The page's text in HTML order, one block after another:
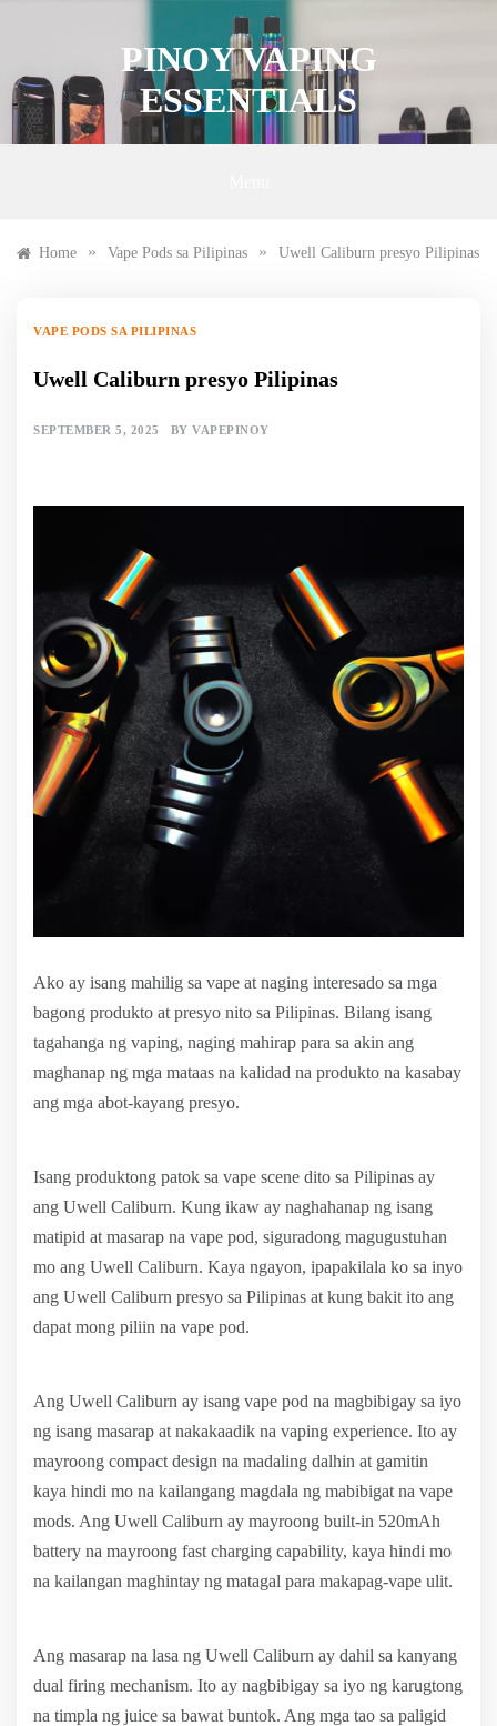
PINOY VAPING
ESSENTIALS
Home » Vape Pods sa Pilipinas » Uwell Caliburn presyo Pilipinas
VAPE PODS SA PILIPINAS
Uwell Caliburn presyo Pilipinas
SEPTEMBER 5, 2025 BY VAPEPINOY
Ako ay isang mahilig sa vape at naging interesado sa mga
bagong produkto at presyo nito sa Pilipinas. Bilang isang
tagahanga ng vaping, naging mahirap para sa akin ang
maghanap ng mga mataas na kalidad na produkto na kasabay
ang mga abot-kayang presyo.
Isang produktong patok sa vape scene dito sa Pilipinas ay
ang Uwell Caliburn. Kung ikaw ay naghahanap ng isang
matipid at masarap na vape pod, siguradong magugustuhan
mo ang Uwell Caliburn. Kaya ngayon, ipapakilala ko sa inyo
ang Uwell Caliburn presyo sa Pilipinas at kung bakit ito ang
dapat mong piliin na vape pod.
Ang Uwell Caliburn ay isang vape pod na magbibigay sa iyo
ng isang masarap at nakakaadik na vaping experience. Ito ay
mayroong compact design na madaling dalhin at gamitin
kaya hindi mo na kailangang magdala ng mabibigat na vape
mods. Ang Uwell Caliburn ay mayroong built-in 520mAh
battery na mayroong fast charging capability, kaya hindi mo
na kailangan maghintay ng matagal para makapag-vape ulit.
Ang masarap na lasa ng Uwell Caliburn ay dahil sa kanyang
dual firing mechanism. Ito ay nagbibigay sa iyo ng karugtong
na timpla ng juice sa bawat buntok. Ang mga tao sa paligid